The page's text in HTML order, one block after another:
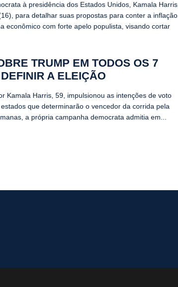
à presidência dos Estados Unidos, Kamala Harris,
para detalhar suas propostas para conter a inflação.
econômico com forte apelo populista, visando cortar
TRUMP EM TODOS OS 7
A ELEIÇÃO
Kamala Harris, 59, impulsionou as intenções de voto
que determinarão o vencedor da corrida pela
a própria campanha democrata admitia em...